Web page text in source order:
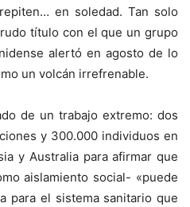
en soledad. Tan solo
título con el que un grupo
alertó en agosto de lo
un volcán irrefrenable.
de un trabajo extremo: dos
y 300.000 individuos en
y Australia para afirmar que
aislamiento social- «puede
para el sistema sanitario que